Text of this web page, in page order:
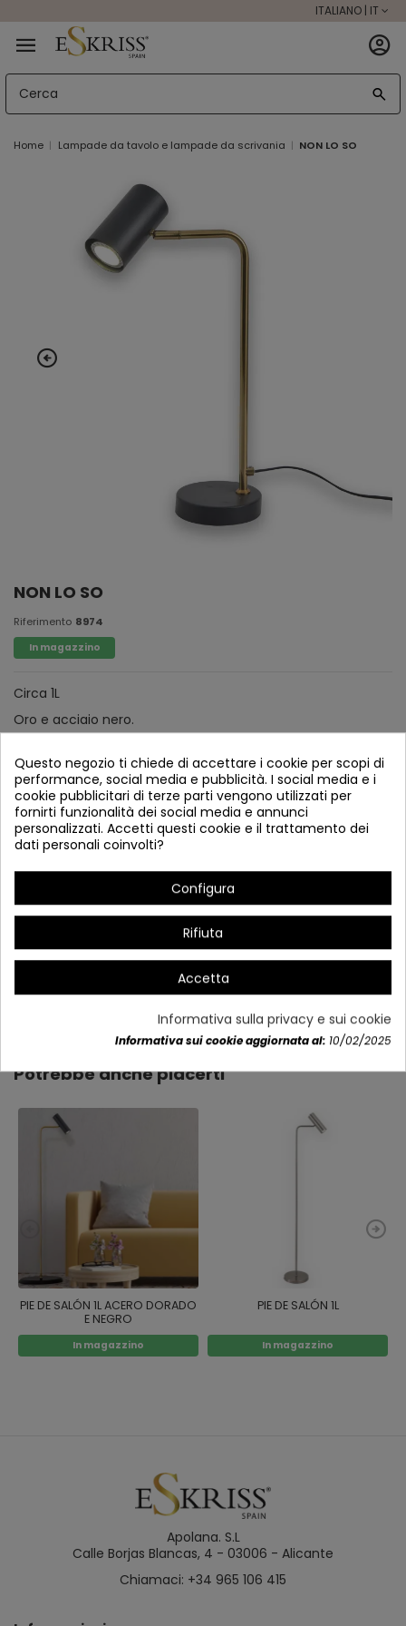
ITALIANO | IT
Home Lampade da tavolo e lampade da scrivania NON LO SO
NON LO SO
Riferimento 8974
In magazzino
Circa 1L
Oro e acciaio nero.
Dettagli del prodotto
Potrebbe anche piacerti
PIE DE SALÓN 1L ACERO DORADO
E NEGRO
In magazzino
PIE DE SALÓN 1L
In magazzino
Apolana. S.L
Calle Borjas Blancas, 4 - 03006 - Alicante
Chiamaci: +34 965 106 415
Questo negozio ti chiede di accettare i cookie per scopi di
performance, social media e pubblicità. I social media e i
cookie pubblicitari di terze parti vengono utilizzati per
fornirti funzionalità dei social media e annunci
personalizzati. Accetti questi cookie e il trattamento dei
dati personali coinvolti?
Configura
Rifiuta
Accetta
Informativa sulla privacy e sui cookie
Informativa sui cookie aggiornata al: 10/02/2025